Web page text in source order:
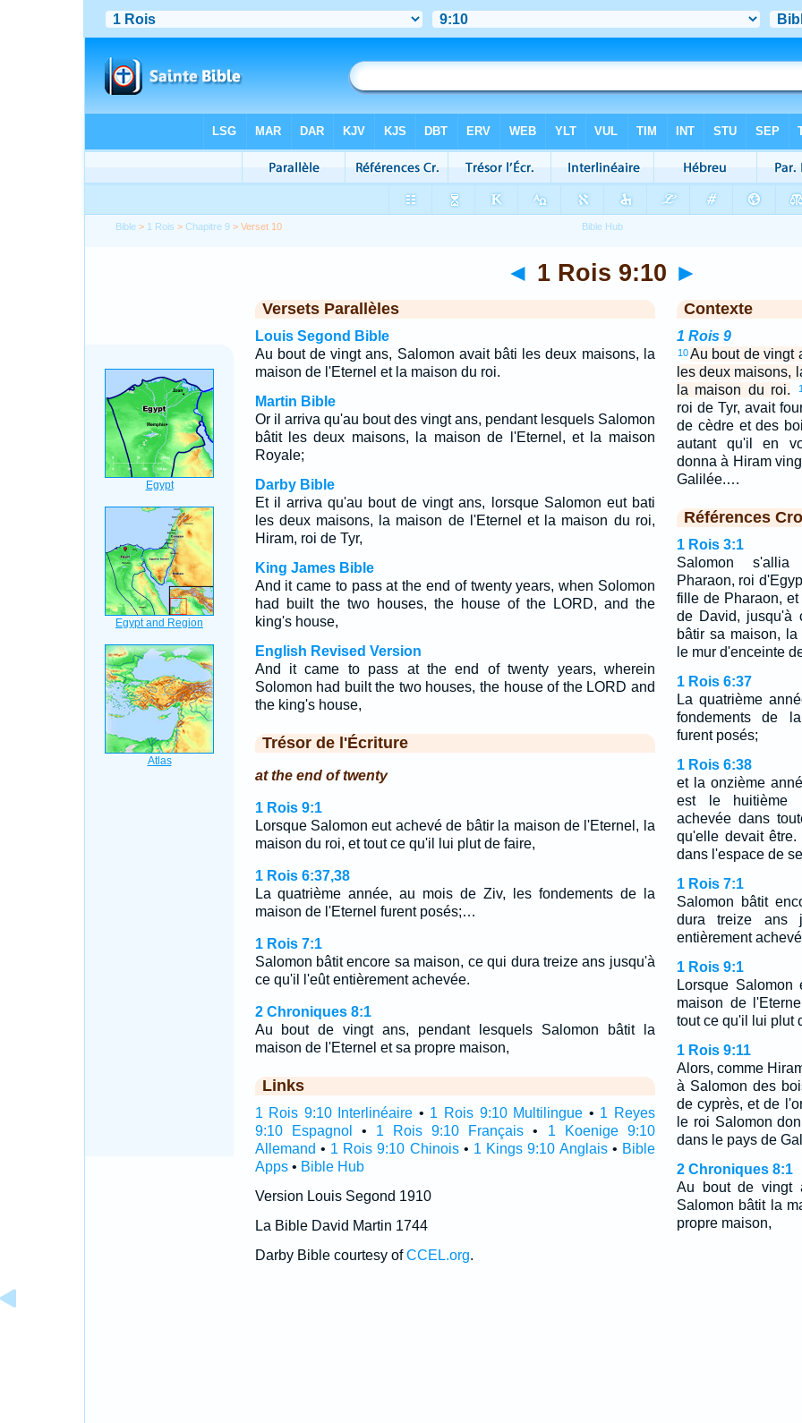
Bible > 1 Rois >Chapitre 9 > Verset 10
◄ 1 Rois 9:10 ►
Versets Parallèles
Louis Segond Bible
Au bout de vingt ans, Salomon avait bâti les deux maisons, la
maison de l'Eternel et la maison du roi.
Martin Bible
Or il arriva qu'au bout des vingt ans, pendant lesquels Salomon
bâtit les deux maisons, la maison de l'Eternel, et la maison
Royale;
Darby Bible
Et il arriva qu'au bout de vingt ans, lorsque Salomon eut bati
les deux maisons, la maison de l'Eternel et la maison du roi,
Hiram, roi de Tyr,
King James Bible
And it came to pass at the end of twenty years, when Solomon
had built the two houses, the house of the LORD, and the
king's house,
English Revised Version
And it came to pass at the end of twenty years, wherein
Solomon had built the two houses, the house of the LORD and
the king's house,
Trésor de l'Écriture
at the end of twenty
1 Rois 9:1
Lorsque Salomon eut achevé de bâtir la maison de l'Eternel, la
maison du roi, et tout ce qu'il lui plut de faire,
1 Rois 6:37,38
La quatrième année, au mois de Ziv, les fondements de la
maison de l'Eternel furent posés;…
1 Rois 7:1
Salomon bâtit encore sa maison, ce qui dura treize ans jusqu'à
ce qu'il l'eût entièrement achevée.
2 Chroniques 8:1
Au bout de vingt ans, pendant lesquels Salomon bâtit la
maison de l'Eternel et sa propre maison,
Links
1 Rois 9:10 Interlinéaire • 1 Rois 9:10 Multilingue • 1 Reyes
9:10 Espagnol
• 1 Rois 9:10 Français • 1 Koenige 9:10
Allemand • 1 Rois 9:10 Chinois• 1 Kings 9:10 Anglais• Bible
Apps• Bible Hub
Version Louis Segond 1910
La Bible David Martin 1744
Darby Bible courtesy ofCCEL.org.
Contexte
1 Rois 9
10Au bout de vingt
les deux maisons,
la maison du roi.
roi de Tyr, avait
de cèdre et des
autant qu'il en
donna à Hiram
Galilée.…
Références
1 Rois 3:1
Salomon
Pharaon, roi
fille de Pharaon,
de David, jusqu'à
bâtir sa maison,
le mur d'enceinte
1 Rois 6:37
La quatrième
fondements de
furent posés;
1 Rois 6:38
et la onzième
est le huitième
achevée dans
qu'elle devait
dans l'espace de
1 Rois 7:1
Salomon bâtit
dura treize ans
entièrement
1 Rois 9:1
Lorsque
maison de
tout ce qu'il lui plut
1 Rois 9:11
Alors, comme
à Salomon des
de cyprès, et de
le roi Salomon
dans le pays de
2 Chroniques 8:1
Au bout de vingt
Salomon bâtit la
propre maison,